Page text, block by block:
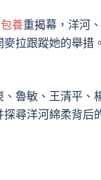
包養重揭幕，洋河
拉跟蹤她的舉措
魯敏、王清平
尋洋河綿柔背后